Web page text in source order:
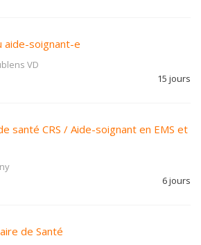
aide-soignant-e
VD
15 jours
santé CRS / Aide-soignant en EMS et
6 jours
de Santé